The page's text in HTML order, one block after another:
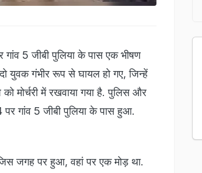
5 जीबी पुलिया के पास एक भीषण
युवक गंभीर रूप से घायल हो गए, जिन्हें
मोर्चरी में रखवाया गया है. पुलिस और
गांव 5 जीबी पुलिया के पास हुआ.
जगह पर हुआ, वहां पर एक मोड़ था.